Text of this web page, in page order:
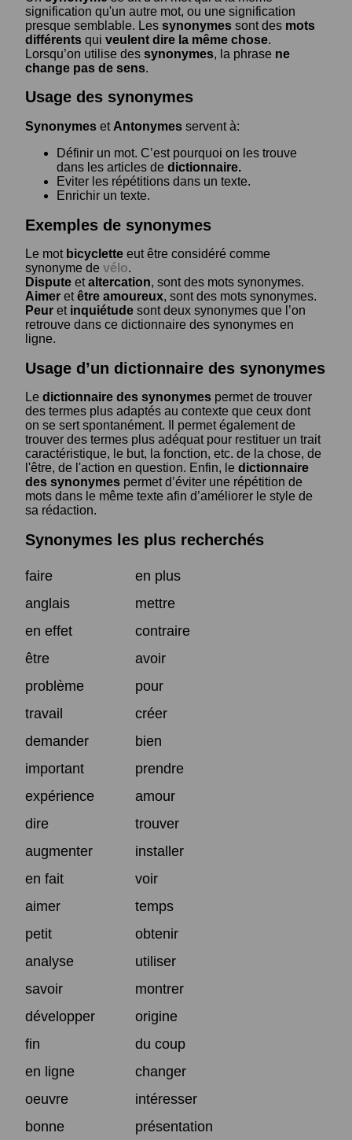
signification qu'un autre mot, ou une signification
presque semblable. Les synonymes sont des mots
différents qui veulent dire la même chose.
Lorsqu’on utilise des synonymes, la phrase ne
change pas de sens.
Usage des synonymes
Synonymes et Antonymes servent à:
Définir un mot. C’est pourquoi on les trouve
dans les articles de dictionnaire.
Eviter les répétitions dans un texte.
Enrichir un texte.
Exemples de synonymes
Le mot bicyclette eut être considéré comme
synonyme de vélo.
Dispute etaltercation, sont des mots synonymes.
Aimer etêtre amoureux, sont des mots synonymes.
Peur et inquiétude sont deux synonymes que l’on
retrouve dans ce dictionnaire des synonymes en
ligne.
Usage d’un dictionnaire des synonymes
Le dictionnaire des synonymes permet de trouver
des termes plus adaptés au contexte que ceux dont
on se sert spontanément. Il permet également de
trouver des termes plus adéquat pour restituer un trait
caractéristique, le but, la fonction, etc. de la chose, de
l'être, de l'action en question. Enfin, le dictionnaire
des synonymes permet d’éviter une répétition de
mots dans le même texte afin d’améliorer le style de
sa rédaction.
Synonymes les plus recherchés
faire
en plus
anglais
mettre
en effet
contraire
être
avoir
problème
pour
travail
créer
demander
bien
important
prendre
expérience
amour
dire
trouver
augmenter
installer
en fait
voir
aimer
temps
petit
obtenir
analyse
utiliser
savoir
montrer
développer
origine
fin
du coup
en ligne
changer
oeuvre
intéresser
bonne
présentation